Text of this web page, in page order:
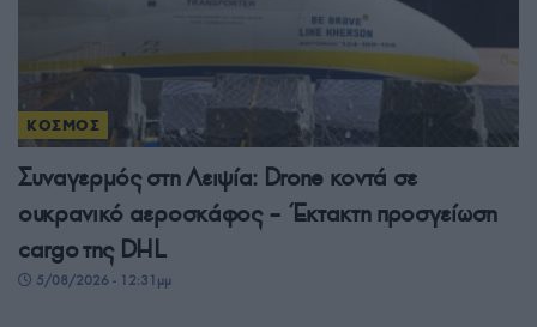
ΚΟΣΜΟΣ
Συναγερμός στη Λειψία: Drone κοντά σε
ουκρανικό αεροσκάφος – Έκτακτη προσγείωση
cargo της DHL
5/08/2026 - 12:31μμ